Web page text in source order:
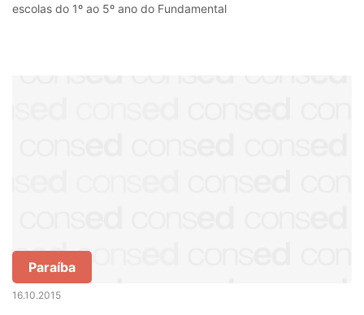
escolas do 1º ao 5º ano do Fundamental
Paraíba
16.10.2015